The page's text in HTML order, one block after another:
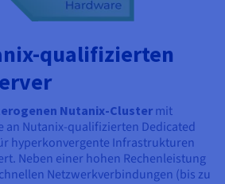
qualifizierten
Nutanix-Cluster mit
an Nutanix-qualifizierten Dedicated
hyperkonvergente Infrastrukturen
Neben einer hohen Rechenleistung
Netzwerkverbindungen (bis zu